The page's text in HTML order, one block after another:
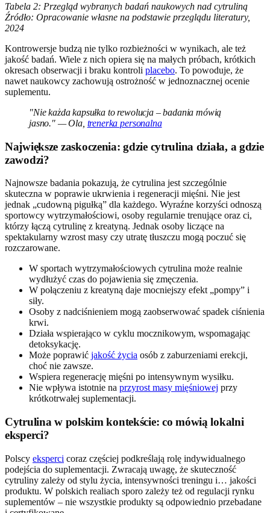
Tabela 2: Przegląd wybranych badań naukowych nad cytruliną
Źródło: Opracowanie własne na podstawie przeglądu literatury,
2024
Kontrowersje budzą nie tylko rozbieżności w wynikach, ale też
jakość badań. Wiele z nich opiera się na małych próbach, krótkich
okresach obserwacji i braku kontroli placebo. To powoduje, że
nawet naukowcy zachowują ostrożność w jednoznacznej ocenie
suplementu.
"Nie każda kapsułka to rewolucja – badania mówią
jasno." — Ola, trenerka personalna
Największe zaskoczenia: gdzie cytrulina działa, a gdzie
zawodzi?
Najnowsze badania pokazują, że cytrulina jest szczególnie
skuteczna w poprawie ukrwienia i regeneracji mięśni. Nie jest
jednak „cudowną pigułką” dla każdego. Wyraźne korzyści odnoszą
sportowcy wytrzymałościowi, osoby regularnie trenujące oraz ci,
którzy łączą cytrulinę z kreatyną. Jednak osoby liczące na
spektakularny wzrost masy czy utratę tłuszczu mogą poczuć się
rozczarowane.
W sportach wytrzymałościowych cytrulina może realnie
wydłużyć czas do pojawienia się zmęczenia.
W połączeniu z kreatyną daje mocniejszy efekt „pompy” i
siły.
Osoby z nadciśnieniem mogą zaobserwować spadek ciśnienia
krwi.
Działa wspierająco w cyklu mocznikowym, wspomagając
detoksykację.
Może poprawić jakość życia osób z zaburzeniami erekcji,
choć nie zawsze.
Wspiera regenerację mięśni po intensywnym wysiłku.
Nie wpływa istotnie na przyrost masy mięśniowej przy
krótkotrwałej suplementacji.
Cytrulina w polskim kontekście: co mówią lokalni
eksperci?
Polscy eksperci coraz częściej podkreślają rolę indywidualnego
podejścia do suplementacji. Zwracają uwagę, że skuteczność
cytruliny zależy od stylu życia, intensywności treningu i… jakości
produktu. W polskich realiach sporo zależy też od regulacji rynku
suplementów – nie wszystkie produkty są odpowiednio przebadane